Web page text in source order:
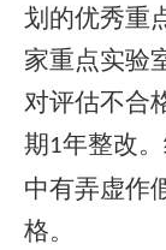
划的优秀重
家重点实验
对评估不合
期1年整改
中有弄虚作
格。